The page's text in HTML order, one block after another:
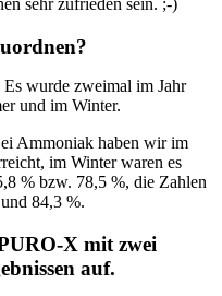
sehr zufrieden sein. ;-)
wurde zweimal im Jahr
und im Winter.
Ammoniak haben wir im
im Winter waren es
% bzw. 78,5 %, die Zahlen
84,3 %.
X mit zwei
auf.